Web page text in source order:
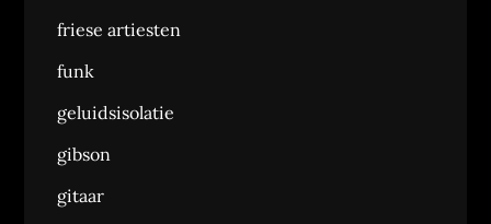
friese artiesten
funk
geluidsisolatie
gibson
gitaar